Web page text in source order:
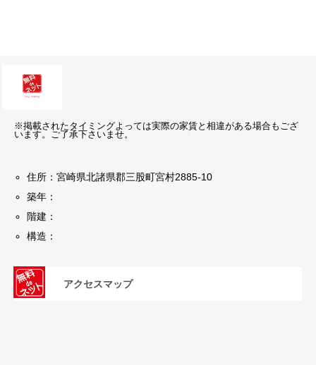
※掲載されたタイミングよっては実際の家賃と相違がある場合もござ
います。ご了承下さいませ。
住所：宮崎県北諸県郡三股町宮村2885-10
築年：
階建：
構造：
アクセスマップ